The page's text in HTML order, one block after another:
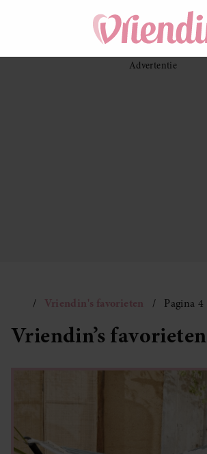
Vriendin's favorieten Pagina 4
Vriendin’s favorieten